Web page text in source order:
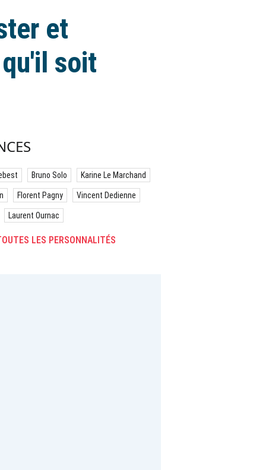
et
soit
Bruno Solo Karine Le Marchand
Florent Pagny Vincent Dedienne
Laurent Ournac
LES PERSONNALITÉS